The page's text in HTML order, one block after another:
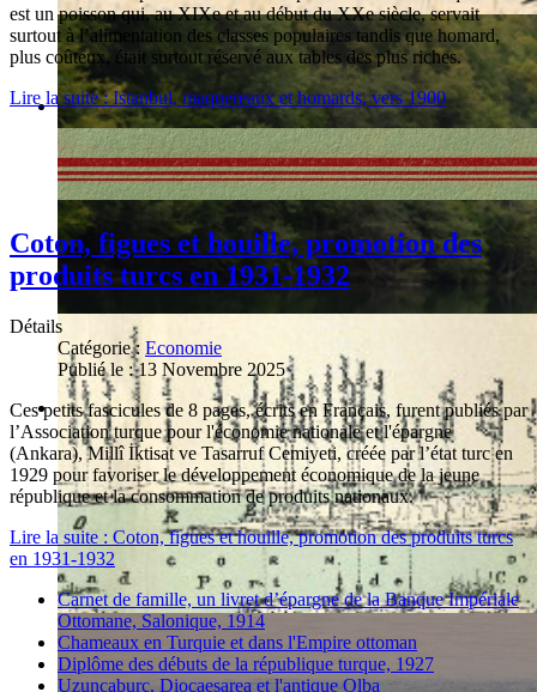
est un poisson qui, au XIXe et au début du XXe siècle, servait
surtout à l’alimentation des classes populaires tandis que homard,
plus coûteux, était surtout réservé aux tables des plus riches.
Lire la suite : Istanbul, maquereaux et homards, vers 1900
Coton, figues et houille, promotion des
produits turcs en 1931-1932
Détails
Catégorie : Economie
Publié le : 13 Novembre 2025
Ces petits fascicules de 8 pages, écrits en Français, furent publiés par
l’Association turque pour l'économie nationale et l'épargne
(Ankara), Millî İktisat ve Tasarruf Cemiyeti, créée par l’état turc en
1929 pour favoriser le développement économique de la jeune
république et la consommation de produits nationaux.
Lire la suite : Coton, figues et houille, promotion des produits turcs
en 1931-1932
Carnet de famille, un livret d’épargne de la Banque Impériale
Ottomane, Salonique, 1914
Chameaux en Turquie et dans l'Empire ottoman
Diplôme des débuts de la république turque, 1927
Uzuncaburç, Diocaesarea et l'antique Olba